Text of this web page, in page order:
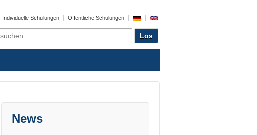
Individuelle Schulungen Öffentliche Schulungen
News